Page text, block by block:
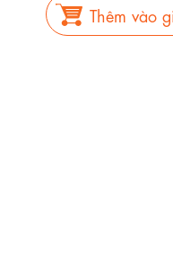
Thêm vào